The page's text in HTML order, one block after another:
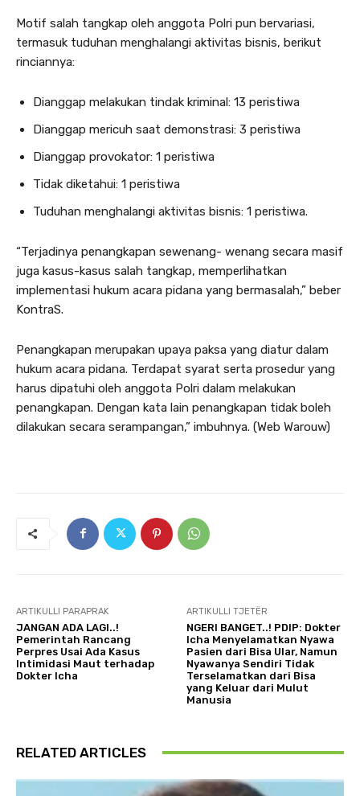
Motif salah tangkap oleh anggota Polri pun bervariasi,
termasuk tuduhan menghalangi aktivitas bisnis, berikut
rinciannya:
Dianggap melakukan tindak kriminal: 13 peristiwa
Dianggap mericuh saat demonstrasi: 3 peristiwa
Dianggap provokator: 1 peristiwa
Tidak diketahui: 1 peristiwa
Tuduhan menghalangi aktivitas bisnis: 1 peristiwa.
“Terjadinya penangkapan sewenang- wenang secara masif
juga kasus-kasus salah tangkap, memperlihatkan
implementasi hukum acara pidana yang bermasalah,” beber
KontraS.
Penangkapan merupakan upaya paksa yang diatur dalam
hukum acara pidana. Terdapat syarat serta prosedur yang
harus dipatuhi oleh anggota Polri dalam melakukan
penangkapan. Dengan kata lain penangkapan tidak boleh
dilakukan secara serampangan,” imbuhnya. (Web Warouw)
ARTIKULLI PARAPRAK
JANGAN ADA LAGI..!
Pemerintah Rancang
Perpres Usai Ada Kasus
Intimidasi Maut terhadap
Dokter Icha
ARTIKULLI TJETËR
NGERI BANGET..! PDIP: Dokter
Icha Menyelamatkan Nyawa
Pasien dari Bisa Ular, Namun
Nyawanya Sendiri Tidak
Terselamatkan dari Bisa
yang Keluar dari Mulut
Manusia
RELATED ARTICLES